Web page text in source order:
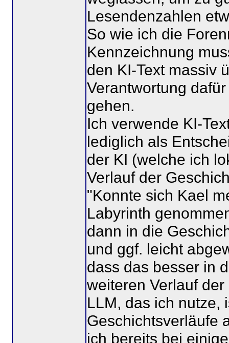
Lesendenzahlen
So wie ich die
Kennzeichnung
den KI-Text massiv
Verantwortung
gehen.
Ich verwende KI-
lediglich als
der KI (welche ich
Verlauf der
"Konnte sich Kael
Labyrinth
dann in die
und ggf. leicht
dass das besser in
weiteren Verlauf
LLM, das ich nutze,
Geschichtsverläufe
ich bereits bei